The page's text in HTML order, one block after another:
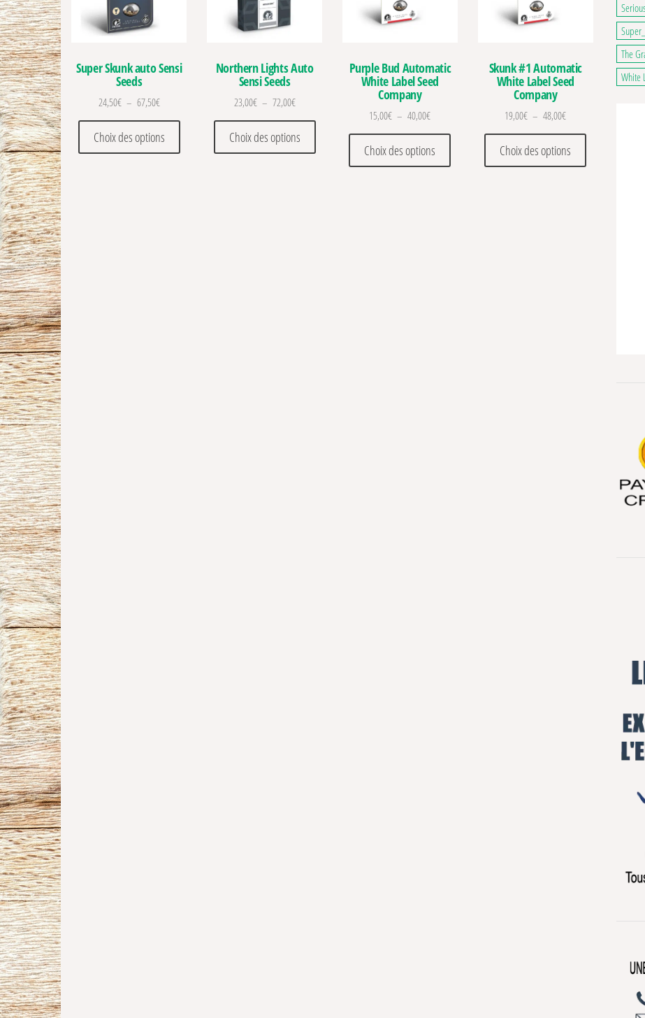
Super Skunk auto Sensi
Seeds
24,50€ – 67,50€Plage de prix : 24,50€ à 67,50€
Choix des options
Ce produit a plusieurs variations. Les options peuvent être choisies sur la page du produit
Northern Lights Auto
Sensi Seeds
23,00€ – 72,00€Plage de prix : 23,00€ à 72,00€
Choix des options
Ce produit a plusieurs variations. Les options peuvent être choisies sur la page du
Purple Bud Automatic
White Label Seed
Company
15,00€ – 40,00€Plage de prix : 15,00€ à 40,00€
Choix des options
Ce produit a plusieurs variations. Les options
Skunk #1 Automatic
White Label Seed
Company
19,00€ – 48,00€Plage de prix : 19,00€ à
Choix des options
Ce produit a
The
White